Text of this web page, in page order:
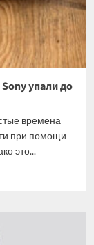
упали до
времена
при помощи
это...